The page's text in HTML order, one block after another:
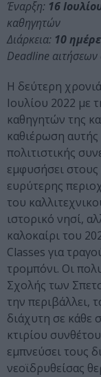
Έναρξη: 16
καθηγητών
Διάρκεια: 10
Deadline αιτήσεων
Η δεύτερη χρονιά
Ιουλίου 2022 με
καθηγητών της
καθιέρωση
πολιτιστικής
εμφυσήσει
ευρύτερης
του
ιστορικό νησί,
καλοκαίρι του
Classes για
τρομπόνι. Οι
Σχολής των
την περιβάλλει,
διάχυτη σε κάθε
κτιρίου
εμπνεύσει τους
νεοϊδρυθείσας